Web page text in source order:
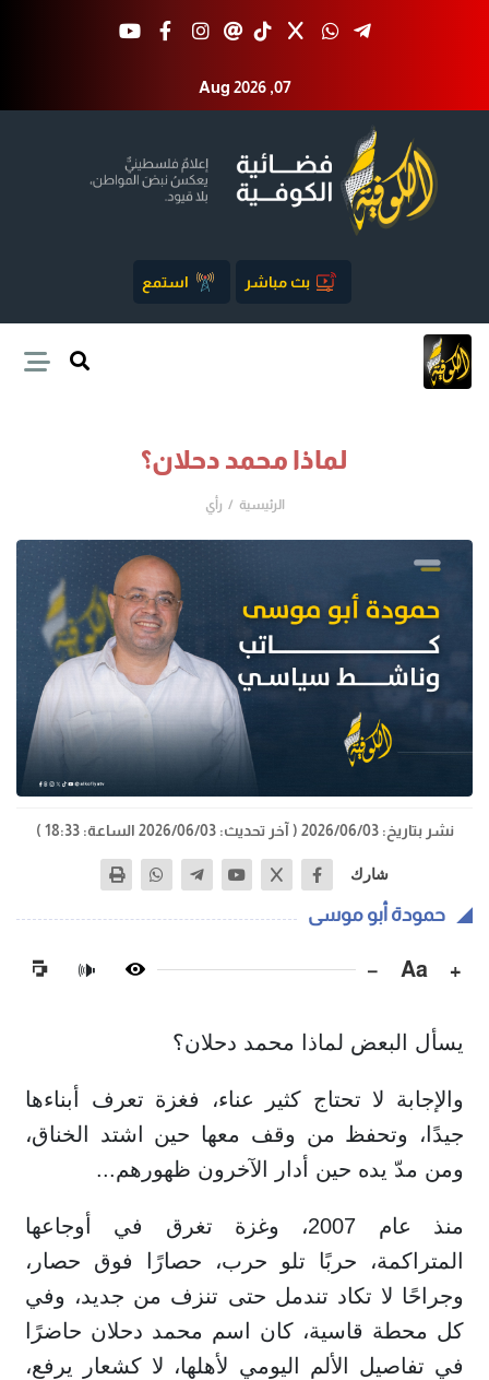
Aug 2026 ,07
بث مباشر استمع
لماذا محمد دحلان؟
الرئيسية رأي
نشر بتاريخ: 2026/06/03 ( آخر تحديث: 2026/06/03 الساعة: 18:33 )
شارك
حمودة أبو موسى
+
Aa
−
🔊
يسأل البعض لماذا محمد دحلان؟
والإجابة لا تحتاج كثير عناء، فغزة تعرف أبناءها
جيدًا، وتحفظ من وقف معها حين اشتد الخناق،
ومن مدّ يده حين أدار الآخرون ظهورهم...
منذ عام 2007، وغزة تغرق في أوجاعها
المتراكمة، حربًا تلو حرب، حصارًا فوق حصار،
وجراحًا لا تكاد تندمل حتى تنزف من جديد، وفي
كل محطة قاسية، كان اسم محمد دحلان حاضرًا
في تفاصيل الألم اليومي لأهلها، لا كشعار يرفع،